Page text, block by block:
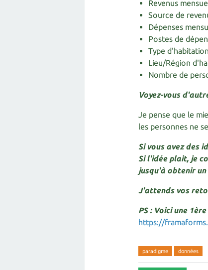
Revenus
Source de
Dépenses
Postes de
Type d'habitation
Lieu/Région
Nombre de
Voyez-vous
Je pense que le
les personnes ne
Si vous avez des
Si l'idée plait, je
jusqu'à obtenir
J'attends vos
PS : Voici une
https://
paradigme données